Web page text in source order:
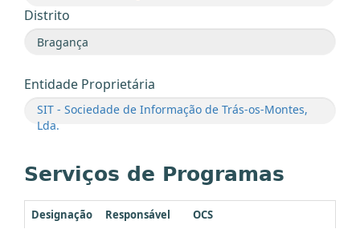
Distrito
Entidade Proprietária
SIT - Sociedade de Informação de Trás-os-Montes,
Lda.
Serviços de Programas
Designação Responsável OCS